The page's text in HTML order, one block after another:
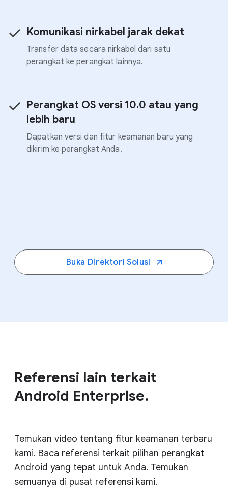
Komunikasi nirkabel jarak dekat
Transfer data secara nirkabel dari satu
perangkat ke perangkat lainnya.
Perangkat OS versi 10.0 atau yang
lebih baru
Dapatkan versi dan fitur keamanan baru yang
dikirim ke perangkat Anda.
Buka Direktori Solusi
Referensi lain terkait
Android Enterprise.
Temukan video tentang fitur keamanan terbaru
kami. Baca referensi terkait pilihan perangkat
Android yang tepat untuk Anda. Temukan
semuanya di pusat referensi kami.